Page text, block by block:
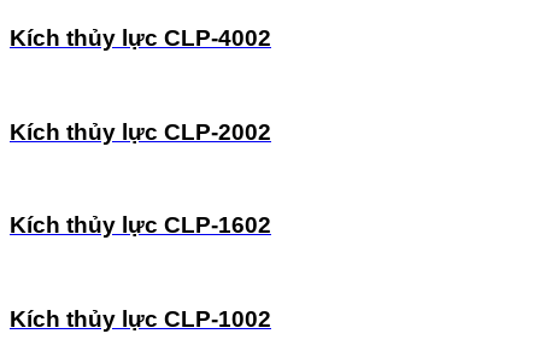
Kích thủy lực CLP-4002
Kích thủy lực CLP-2002
Kích thủy lực CLP-1602
Kích thủy lực CLP-1002